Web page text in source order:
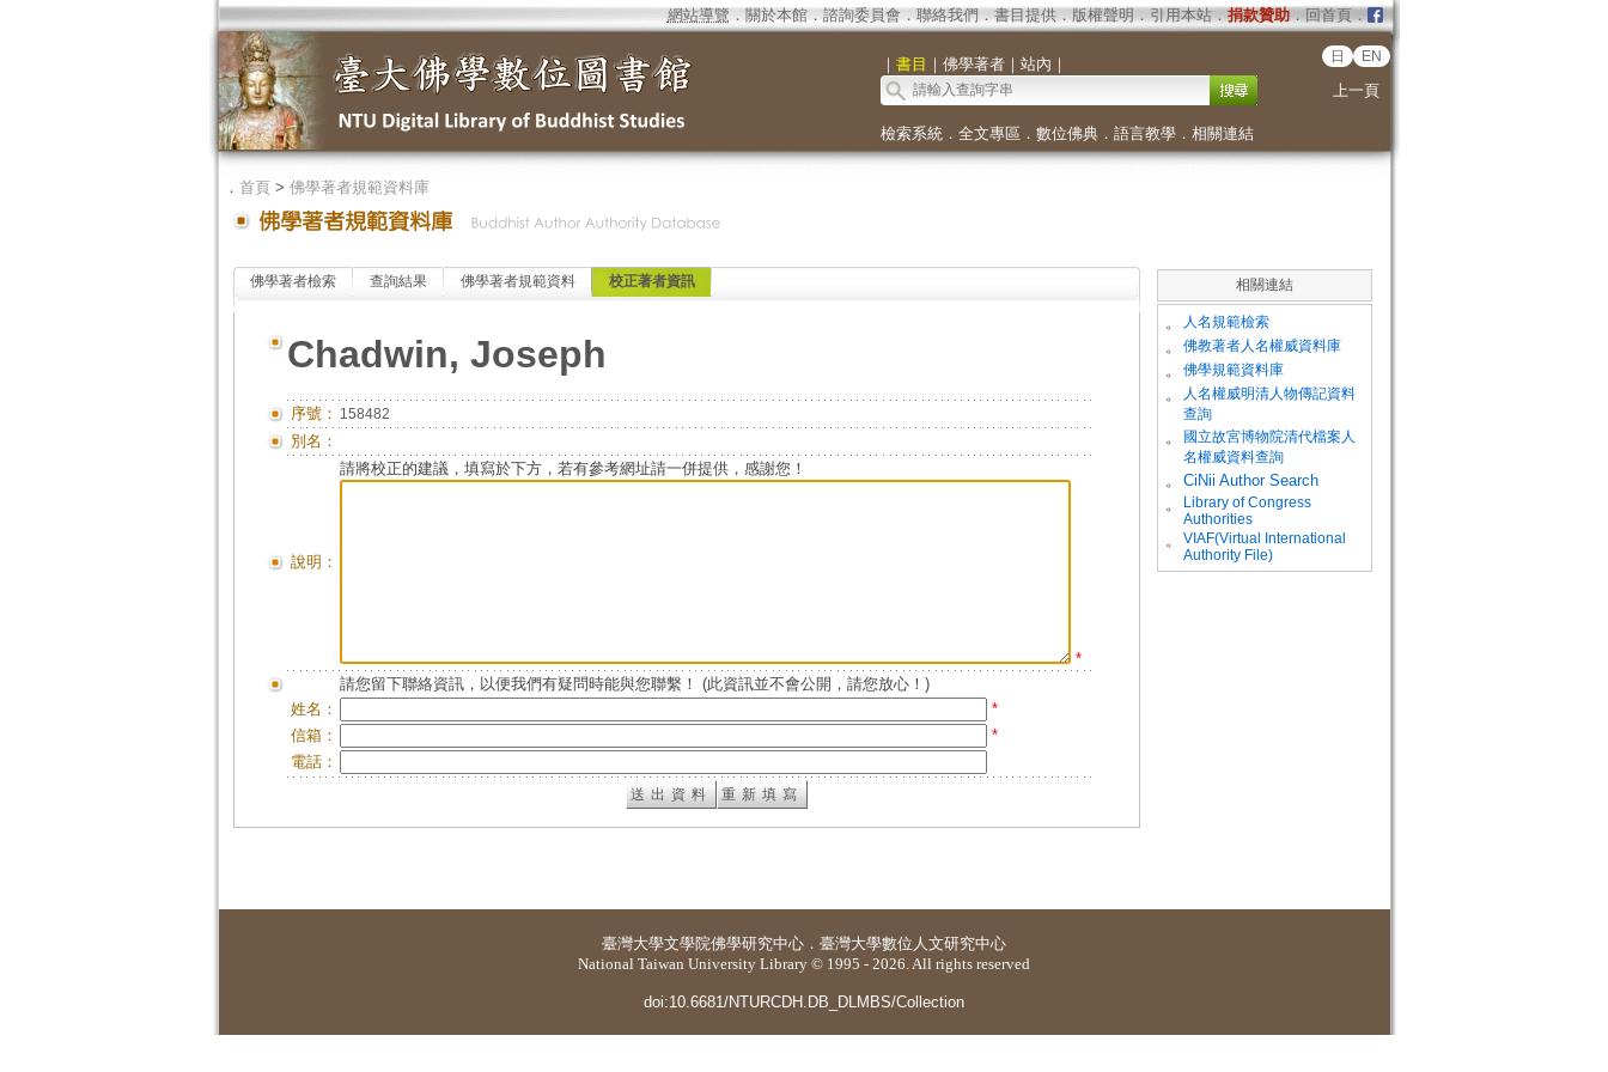
網站導覽 ． 關於本館． 諮詢委員會． 聯絡我們 ． 書目提供． 版權聲明 ． 引用本站． 捐款贊助．回首頁．
｜ 書目 ｜ 佛學著者｜ 站內 ｜ 日 EN
上一頁
檢索系統． 全文專區 ． 數位佛典． 語言教學． 相關連結
． 首頁> 佛學著者規範資料庫
佛學著者檢索 查詢結果 佛學著者規範資料 校正著者資訊
Chadwin, Joseph
序號： 158482
別名：
說明：
請將校正的建議，填寫於下方，若有參考網址請一併提供，感謝您！
*
請您留下聯絡資訊，以便我們有疑問時能與您聯繫！ (此資訊並不會公開，請您放心！)
姓名：
*
信箱：
*
電話：
相關連結
。 人名規範檢索
。 佛教著者人名權威資料庫
。 佛學規範資料庫
。
人名權威明清人物傳記資料
查詢
。
國立故宮博物院清代檔案人
名權威資料查詢
。
CiNii Author Search
。
Library of Congress
Authorities
。
VIAF(Virtual International
Authority File)
臺灣大學文學院佛學研究中心 ． 臺灣大學數位人文研究中心
National Taiwan University Library © 1995 - 2026. All rights reserved
doi:10.6681/NTURCDH.DB_DLMBS/Collection